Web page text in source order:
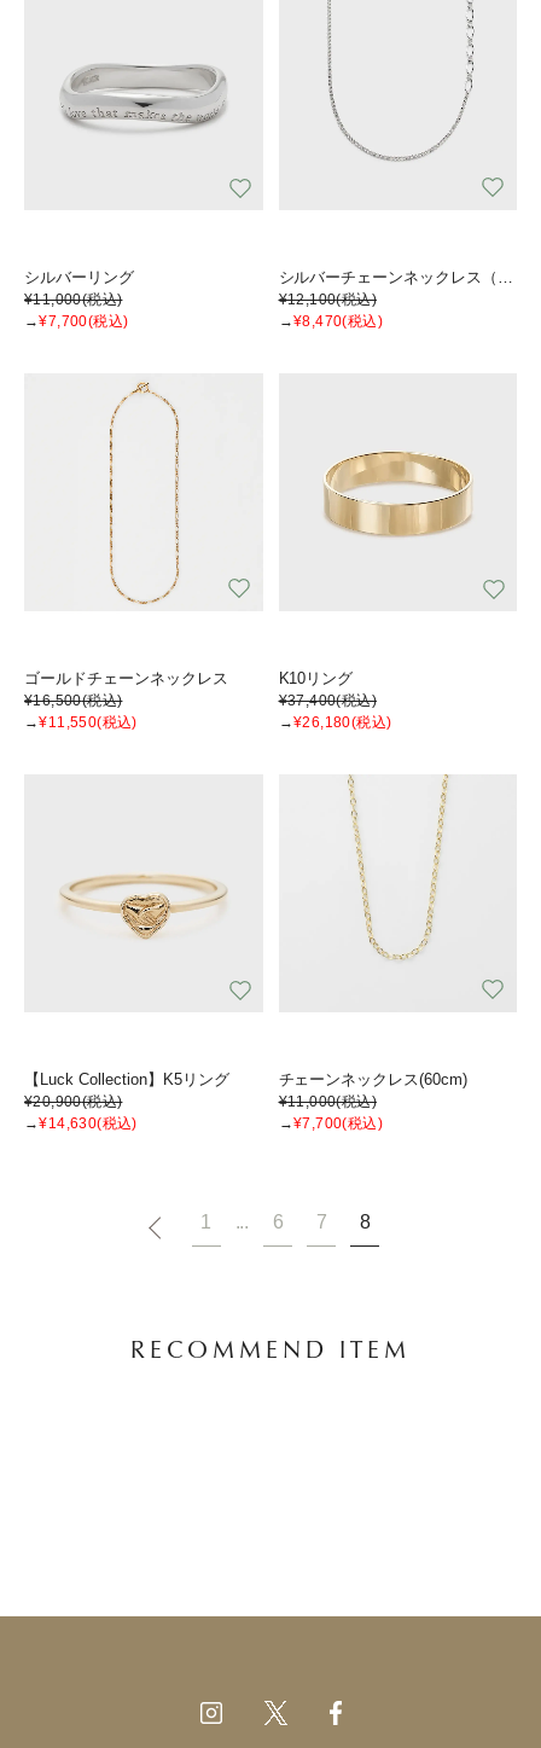
シルバーリング
¥11,000(税込)
→¥7,700(税込)
シルバーチェーンネックレス（55cm）
¥12,100(税込)
→¥8,470(税込)
ゴールドチェーンネックレス
¥16,500(税込)
→¥11,550(税込)
K10リング
¥37,400(税込)
→¥26,180(税込)
【Luck Collection】K5リング
¥20,900(税込)
→¥14,630(税込)
チェーンネックレス(60cm)
¥11,000(税込)
→¥7,700(税込)
1 ... 6 7 8
RECOMMEND ITEM